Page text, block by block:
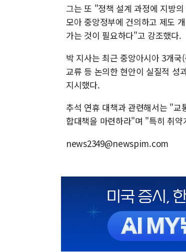
그는 또 "정책 설계 과정에 지방
모아 중앙정부에 건의하고 제도
가는 것이 필요하다"고 강조했다.
박 지사는 최근 중앙아시아 3개
교류 등 논의한 현안이 실질적 성
지시했다.
추석 연휴 대책과 관련해서는 "교
합대책을 마련하라"며 "특히 취
news2349@newspim.com